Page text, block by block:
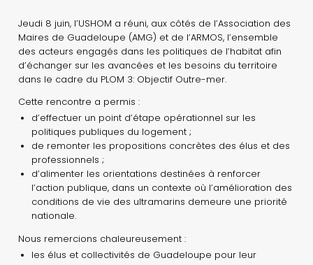
Jeudi 8 juin, l’USHOM a réuni, aux côtés de l’Association des
Maires de Guadeloupe (AMG) et de l’ARMOS, l’ensemble
des acteurs engagés dans les politiques de l’habitat afin
d’échanger sur les avancées et les besoins du territoire
dans le cadre du PLOM 3: Objectif Outre-mer.
Cette rencontre a permis :
d’effectuer un point d’étape opérationnel sur les
politiques publiques du logement ;
de remonter les propositions concrètes des élus et des
professionnels ;
d’alimenter les orientations destinées à renforcer
l’action publique, dans un contexte où l’amélioration des
conditions de vie des ultramarins demeure une priorité
nationale.
Nous remercions chaleureusement :
les élus et collectivités de Guadeloupe pour leur